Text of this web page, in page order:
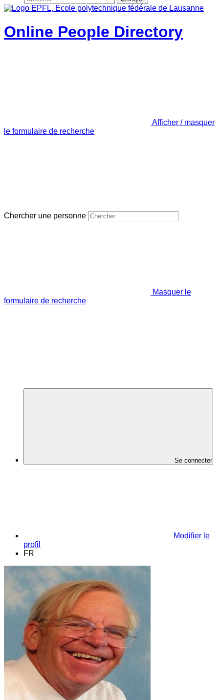
Online People Directory
Afficher / masquer
le formulaire de recherche
Chercher une personne
Masquer le
formulaire de recherche
Se connecter
Modifier le
profil
FR